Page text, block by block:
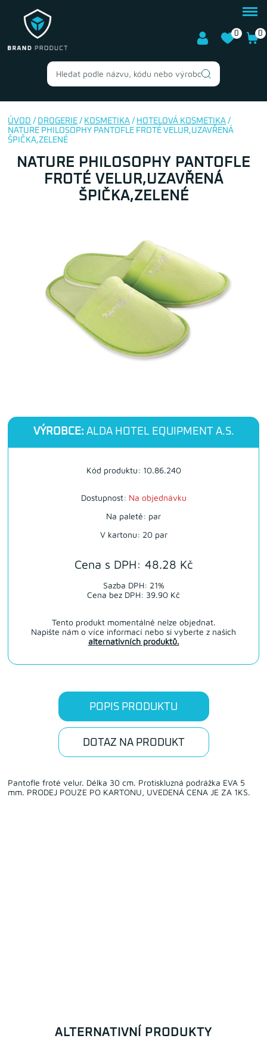
0 0
ÚVOD / DROGERIE / KOSMETIKA / HOTELOVÁ KOSMETIKA /
NATURE PHILOSOPHY PANTOFLE FROTÉ VELUR,UZAVŘENÁ
ŠPIČKA,ZELENÉ
NATURE PHILOSOPHY PANTOFLE
FROTÉ VELUR,UZAVŘENÁ
ŠPIČKA,ZELENÉ
VÝROBCE: ALDA HOTEL EQUIPMENT A.S.
Cena s DPH: 48.28 Kč
Sazba DPH: 21%
Cena bez DPH: 39.90 Kč
Kód produktu: 10.86.240
Dostupnost: Na objednávku
Na paletě: par
V kartonu: 20 par
Tento produkt momentálně nelze objednat.
Napište nám o více informací nebo si vyberte z našich
alternativních produktů.
POPIS PRODUKTU
DOTAZ NA PRODUKT
Pantofle froté velur. Délka 30 cm. Protiskluzná podrážka EVA 5
mm. PRODEJ POUZE PO KARTONU, UVEDENÁ CENA JE ZA 1KS.
ALTERNATIVNÍ PRODUKTY